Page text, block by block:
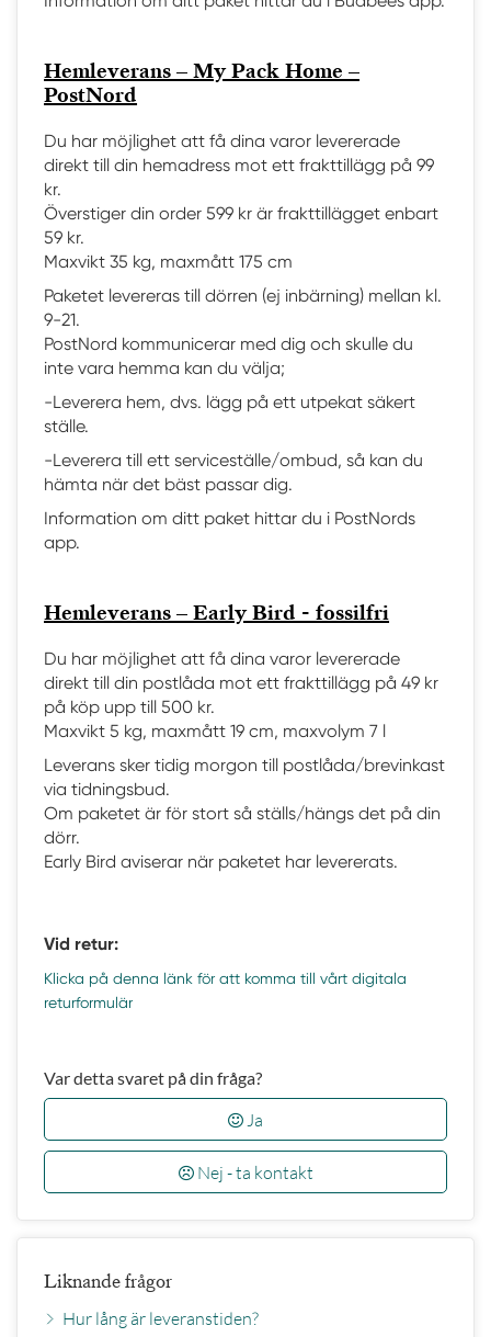
Hemleverans – My Pack Home –
PostNord
Du har möjlighet att få dina varor levererade
direkt till din hemadress mot ett frakttillägg på 99
kr.
Överstiger din order 599 kr är frakttillägget enbart
59 kr.
Maxvikt 35 kg, maxmått 175 cm
Paketet levereras till dörren (ej inbärning) mellan kl.
9-21.
PostNord kommunicerar med dig och skulle du
inte vara hemma kan du välja;
-Leverera hem, dvs. lägg på ett utpekat säkert
ställe.
-Leverera till ett serviceställe/ombud, så kan du
hämta när det bäst passar dig.
Information om ditt paket hittar du i PostNords
app.
Hemleverans – Early Bird - fossilfri
Du har möjlighet att få dina varor levererade
direkt till din postlåda mot ett frakttillägg på 49 kr
på köp upp till 500 kr.
Maxvikt 5 kg, maxmått 19 cm, maxvolym 7 l
Leverans sker tidig morgon till postlåda/brevinkast
via tidningsbud.
Om paketet är för stort så ställs/hängs det på din
dörr.
Early Bird aviserar när paketet har levererats.
Vid retur:
Klicka på denna länk för att komma till vårt digitala
returformulär
Var detta svaret på din fråga?
Ja
Nej - ta kontakt
Liknande frågor
Hur lång är leveranstiden?